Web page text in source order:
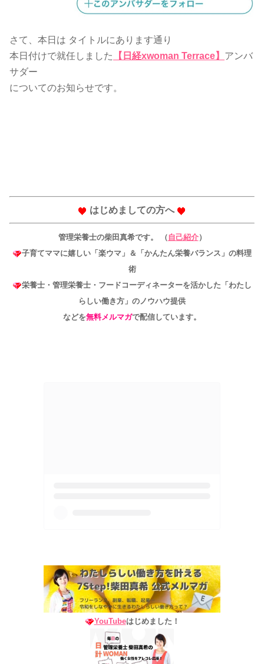
さて、本日は タイトルにあります通り
本日付けで就任しました
【日経xwoman Terrace】 アンバ
サダー
についてのお知らせです。
はじめましての方へ
管理栄養士の柴田真希です。 （自己紹介）
子育てママに嬉しい「楽ウマ」＆「かんたん栄養バランス」の料理
術
栄養士・管理栄養士・フードコーディネーターを活かした「わたし
らしい働き方」のノウハウ提供
などを無料メルマガで配信しています。
YouTubeはじめました！